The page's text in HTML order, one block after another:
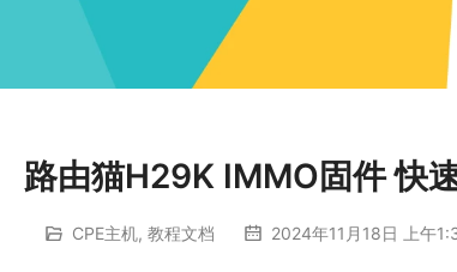
路由猫H29K IMMO固件 快
CPE主机, 教程文档 2024年11月18日 上午